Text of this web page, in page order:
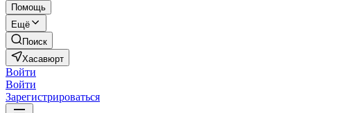
Помощь
Ещё
Поиск
Хасавюрт
Войти
Войти
Зарегистрироваться